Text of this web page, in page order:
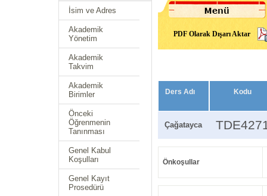
İsim ve Adres
Akademik
Yönetim
Akademik
Takvim
Akademik
Birimler
Önceki
Öğrenmenin
Tanınması
Genel Kabul
Koşulları
Genel Kayıt
Prosedürü
PDF Olarak Dışarı Aktar
Ders Adı Kodu
Çağatayca
Önkoşullar